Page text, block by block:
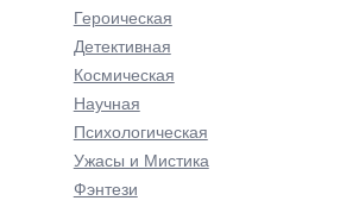
Героическая
Детективная
Космическая
Научная
Психологическая
Ужасы и Мистика
Фэнтези